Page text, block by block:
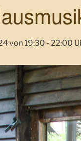
von 19:30 - 22:00